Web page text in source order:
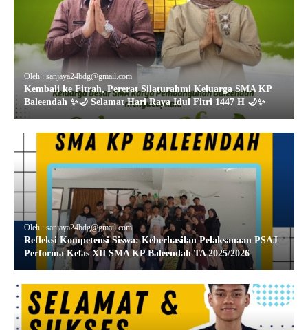
Oleh : sanjaya24bdg@gmail.com
Kembali ke Fitrah, Pererat Silaturahmi Keluarga SMA KP
Baleendah ✨🌙 Selamat Hari Raya Idul Fitri 1447 H 🌙✨
Oleh : sanjaya24bdg@gmail.com
Refleksi Kompetensi Siswa: Keberhasilan Pelaksanaan PSAJ
Performa Kelas XII SMA KP Baleendah TA 2025/2026